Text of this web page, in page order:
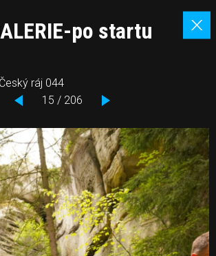
po startu
ráj 044
15 / 206